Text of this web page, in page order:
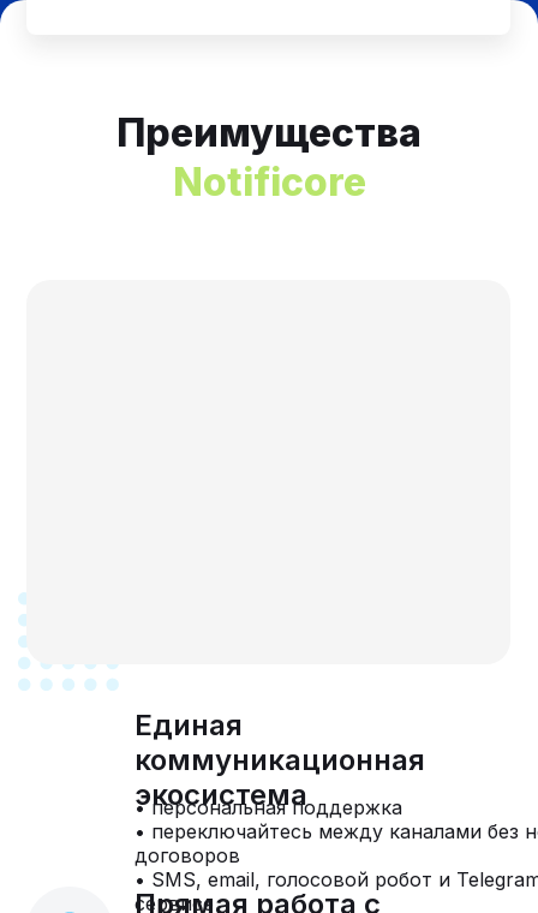
Преимущества
Notificore
Единая
коммуникационная
экосистема
• персональная поддержка
• переключайтесь между каналами без
договоров
• SMS, email, голосовой робот и
сервисе
Прямая работа с